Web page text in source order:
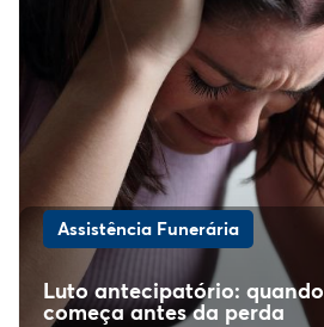
Assistência Funerária
Luto antecipatório:
começa antes da perda